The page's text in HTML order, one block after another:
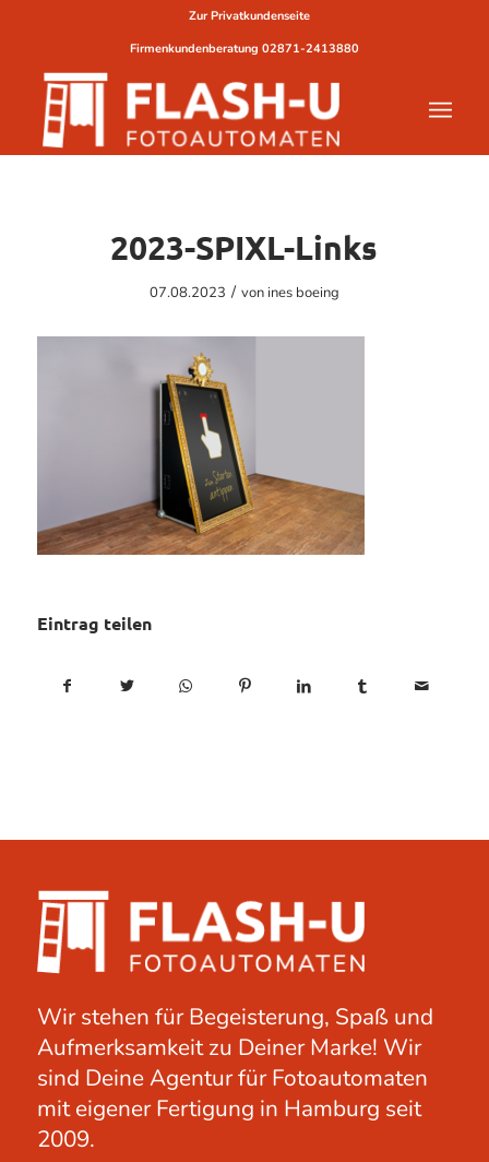
Zur Privatkundenseite
Firmenkundenberatung 02871-2413880
2023-SPIXL-Links
07.08.2023 / von ines boeing
Eintrag teilen
Wir stehen für Begeisterung, Spaß und
Aufmerksamkeit zu Deiner Marke! Wir
sind Deine Agentur für Fotoautomaten
mit eigener Fertigung in Hamburg seit
2009.